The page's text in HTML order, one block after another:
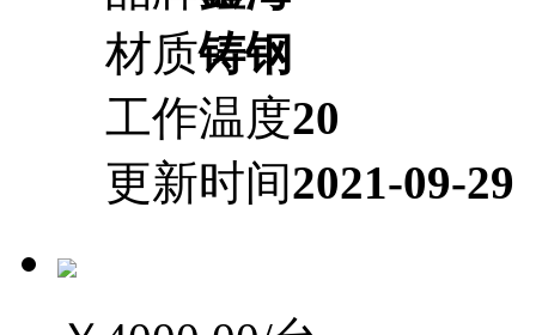
材质铸钢
工作温度20
更新时间2021-09-29